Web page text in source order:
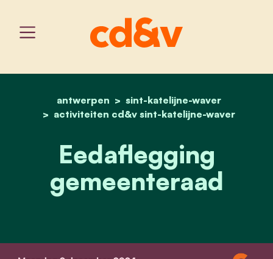
home
antwerpen
sint-katelijne-waver
activiteiten cd&v sint-katelijne-waver
eedaflegging nieuw
Eedaflegging
gemeenteraad